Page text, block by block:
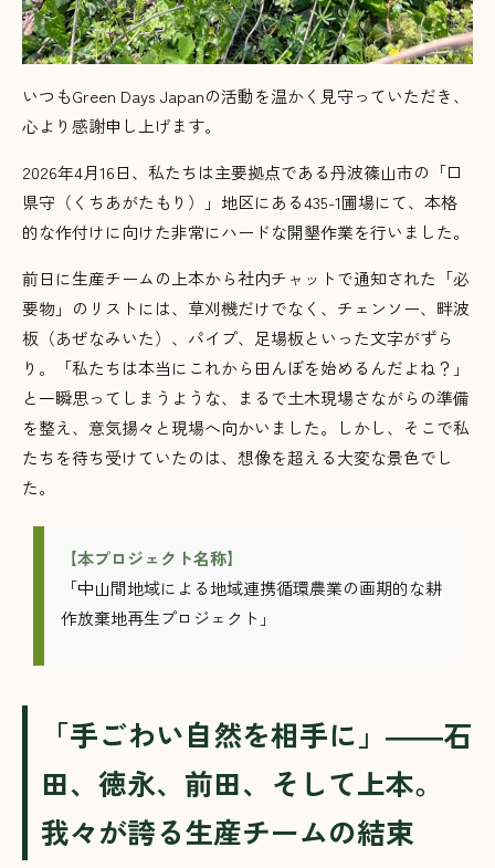
いつもGreen Days Japanの活動を温かく見守っていただき、
心より感謝申し上げます。
2026年4月16日、私たちは主要拠点である丹波篠山市の「口
県守（くちあがたもり）」地区にある435-1圃場にて、本格
的な作付けに向けた非常にハードな開墾作業を行いました。
前日に生産チームの上本から社内チャットで通知された「必
要物」のリストには、草刈機だけでなく、チェンソー、畔波
板（あぜなみいた）、パイプ、足場板といった文字がずら
り。「私たちは本当にこれから田んぼを始めるんだよね？」
と一瞬思ってしまうような、まるで土木現場さながらの準備
を整え、意気揚々と現場へ向かいました。しかし、そこで私
たちを待ち受けていたのは、想像を超える大変な景色でし
た。
【本プロジェクト名称】
「中山間地域による地域連携循環農業の画期的な耕
作放棄地再生プロジェクト」
「手ごわい自然を相手に」――石
田、徳永、前田、そして上本。
我々が誇る生産チームの結束